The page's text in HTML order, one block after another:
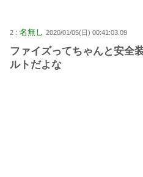
2 : 名無し 2020/01/05(日) 00:41:03.09
ファイズってちゃんと安全
ルトだよな